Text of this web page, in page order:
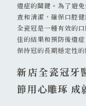
遺症的關鍵。為了避
查和清潔，確保口腔健
全瓷冠是一種有效的
佳的結果和預防後遺
保持冠的長期穩定性的
新店全瓷冠牙
節用心雕琢 成